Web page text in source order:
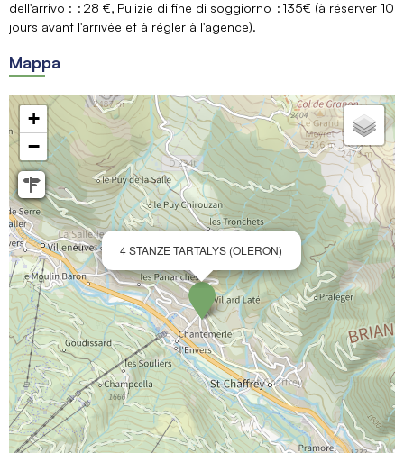
dell'arrivo :
28 € Pulizie di fine di soggiorno
135€ (à réserver 10
jours avant l'arrivée et à régler à l'agence)
Mappa
4 STANZE TARTALYS (OLERON)
+
−